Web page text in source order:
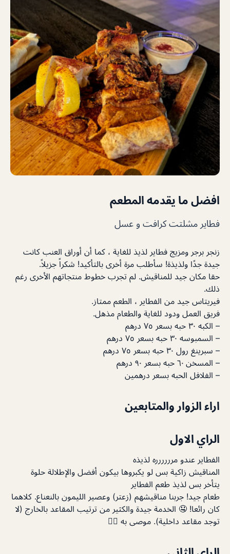
افضل ما يقدمه المطعم
فطاير مشلتت كرافت و عسل
زنجر برجر ومزيج فطاير لذيذ للغاية ، كما أن أوراق العنب كانت
جيدة جدًا ولذيذة! سأطلب مرة أخرى بالتأكيد! شكراً جزيلاً.
حقا مكان جيد للمناقيش. لم تجرب خطوط منتجاتهم الأخرى رغم
ذلك.
فيريتاس جيد من الفطاير ، الطعم ممتاز.
فريق العمل ودود للغاية والطعام مذهل.
– الكبه ٣٠ حبه بسعر ٧٥ درهم
– السمبوسه ٣٠ حبه بسعر ٧٥ درهم
– سبرينغ رول ٣٠ حبه بسعر ٧٥ درهم
– المسخن ٦٠ حبه بسعر ٩٠ درهم
– الفلافل الحبه بسعر درهمين
اراء الزوار والمتابعين
الراي الاول
الفطاير عندو مرررررره لذيذه
المناقيش زاكية بس لو يكبروها بيكون أفضل والإطلالة حلوة
يتأخر بس لذيذ طعم الفطاير
طعام جيد! جربنا مناقيشهم (زعتر) وعصير الليمون بالنعناع. كلاهما
كان رائعا! 🤤 الخدمة جيدة والكثير من ترتيب المقاعد بالخارج (لا
توجد مقاعد داخلية). موصى به 👍🏻